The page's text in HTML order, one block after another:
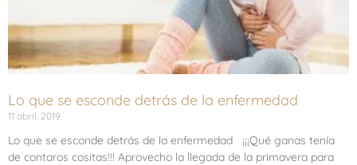
Lo que se esconde detrás de la enfermedad
11 abril, 2019
Lo que se esconde detrás de la enfermedad ¡¡¡Qué ganas tenía
de contaros cositas!!! Aprovecho la llegada de la primavera para